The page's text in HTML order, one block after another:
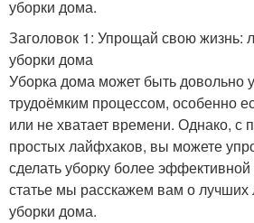
уборки дома.
Заголовок 1: Упрощай свою жизнь:
уборки дома
Уборка дома может быть довольно
трудоёмким процессом, особенно
или не хватает времени. Однако,
простых лайфхаков, вы можете
сделать уборку более
статье мы расскажем вам о лучших
уборки дома.